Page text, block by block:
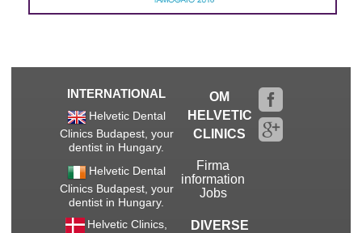
INTERNATIONAL
Helvetic Dental
Clinics Budapest, your
dentist in Hungary.
Helvetic Dental
Clinics Budapest, your
dentist in Hungary.
Helvetic Clinics,
OM
HELVETIC
CLINICS
Firma
information
Jobs
DIVERSE